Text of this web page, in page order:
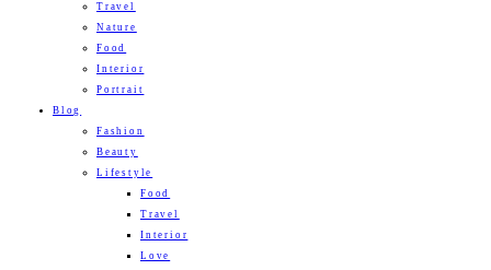
Travel
Nature
Food
Interior
Portrait
Blog
Fashion
Beauty
Lifestyle
Food
Travel
Interior
Love